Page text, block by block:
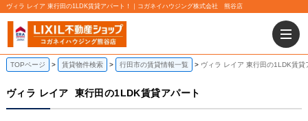
ヴィラ レイア 東行田の1LDK賃貸アパート！｜コガネイハウジング株式会社 熊谷店
TOPページ 賃貸物件検索 行田市の賃貸情報一覧 ヴィラ レイア 東行田の1LDK賃貸
ヴィラ レイア 東行田の1LDK賃貸アパート